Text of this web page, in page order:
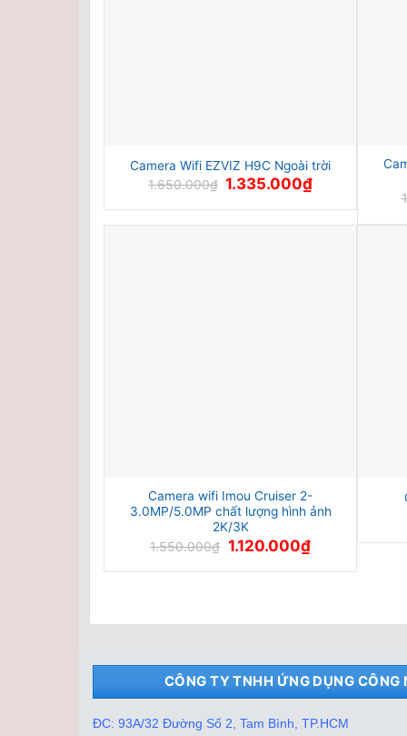
Camera Wifi EZVIZ H9C Ngoài trời
1.650.000₫ Giá
gốc
là:
1.335.000₫Giá
tại
Camera wifi Imou Cruiser 2-
3.0MP/5.0MP chất lượng hình ảnh
2K/3K
1.550.000₫ Giá
gốc
là:
1.120.000₫Giá
hiện
tại
CÔNG TY TNHH ỨNG DỤNG CÔNG
ĐC: 93A/32 Đường Số 2, Tam Bình, TP.HCM